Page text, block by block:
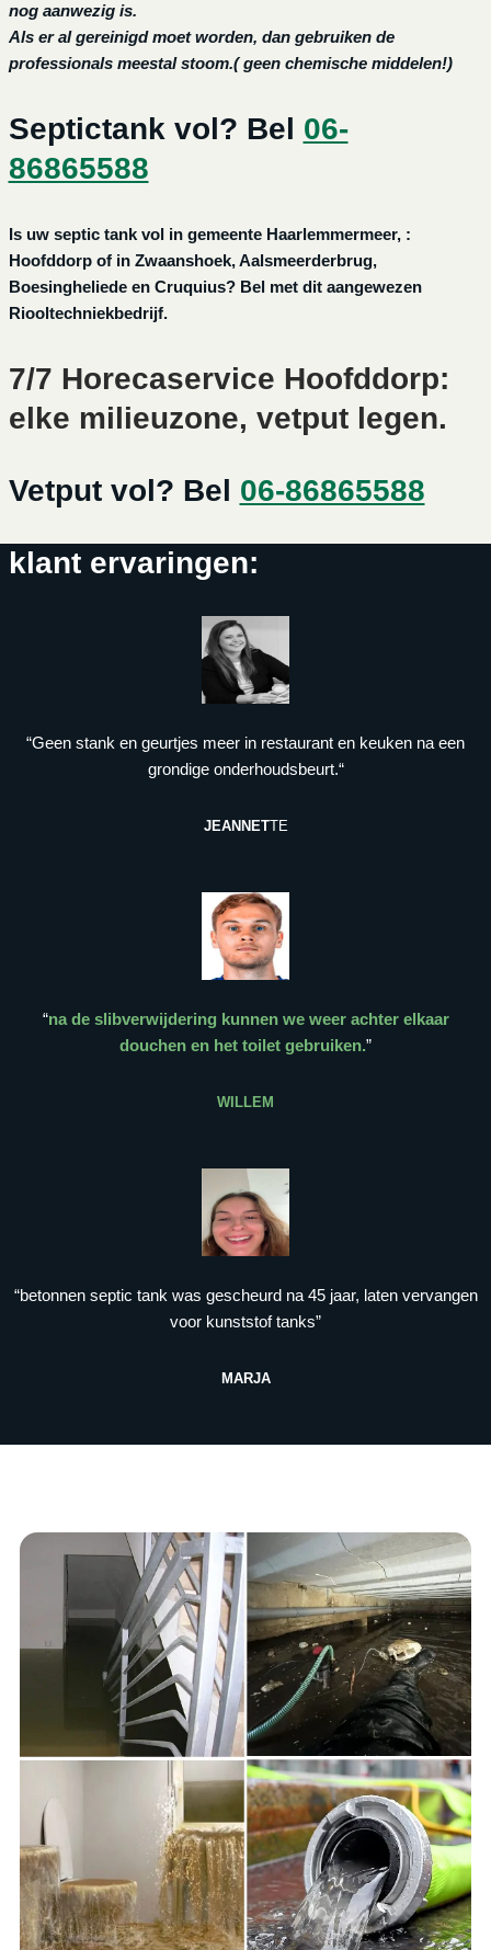
nog aanwezig is.
Als er al gereinigd moet worden, dan gebruiken de
professionals meestal stoom.( geen chemische middelen!)
Septictank vol? Bel 06-
86865588
Is uw septic tank vol in gemeente Haarlemmermeer, :
Hoofddorp of in Zwaanshoek, Aalsmeerderbrug,
Boesingheliede en Cruquius? Bel met dit aangewezen
Riooltechniekbedrijf.
7/7 Horecaservice Hoofddorp:
elke milieuzone, vetput legen.
Vetput vol? Bel 06-86865588
klant ervaringen:
“Geen stank en geurtjes meer in restaurant en keuken na een
grondige onderhoudsbeurt.“
JEANNETTE
“na de slibverwijdering kunnen we weer achter elkaar
douchen en het toilet gebruiken.”
WILLEM
“betonnen septic tank was gescheurd na 45 jaar, laten vervangen
voor kunststof tanks”
MARJA